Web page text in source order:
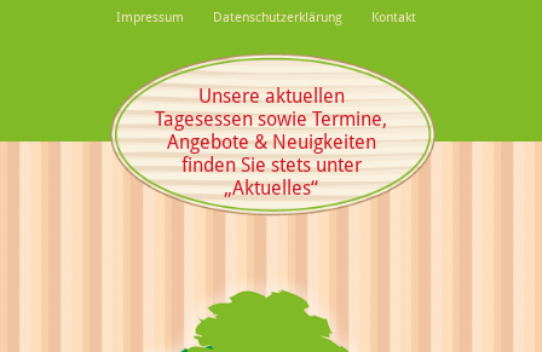
Impressum Datenschutzerklärung Kontakt
Unsere aktuellen
Tagesessen sowie Termine,
Angebote & Neuigkeiten
finden Sie stets unter
„Aktuelles“